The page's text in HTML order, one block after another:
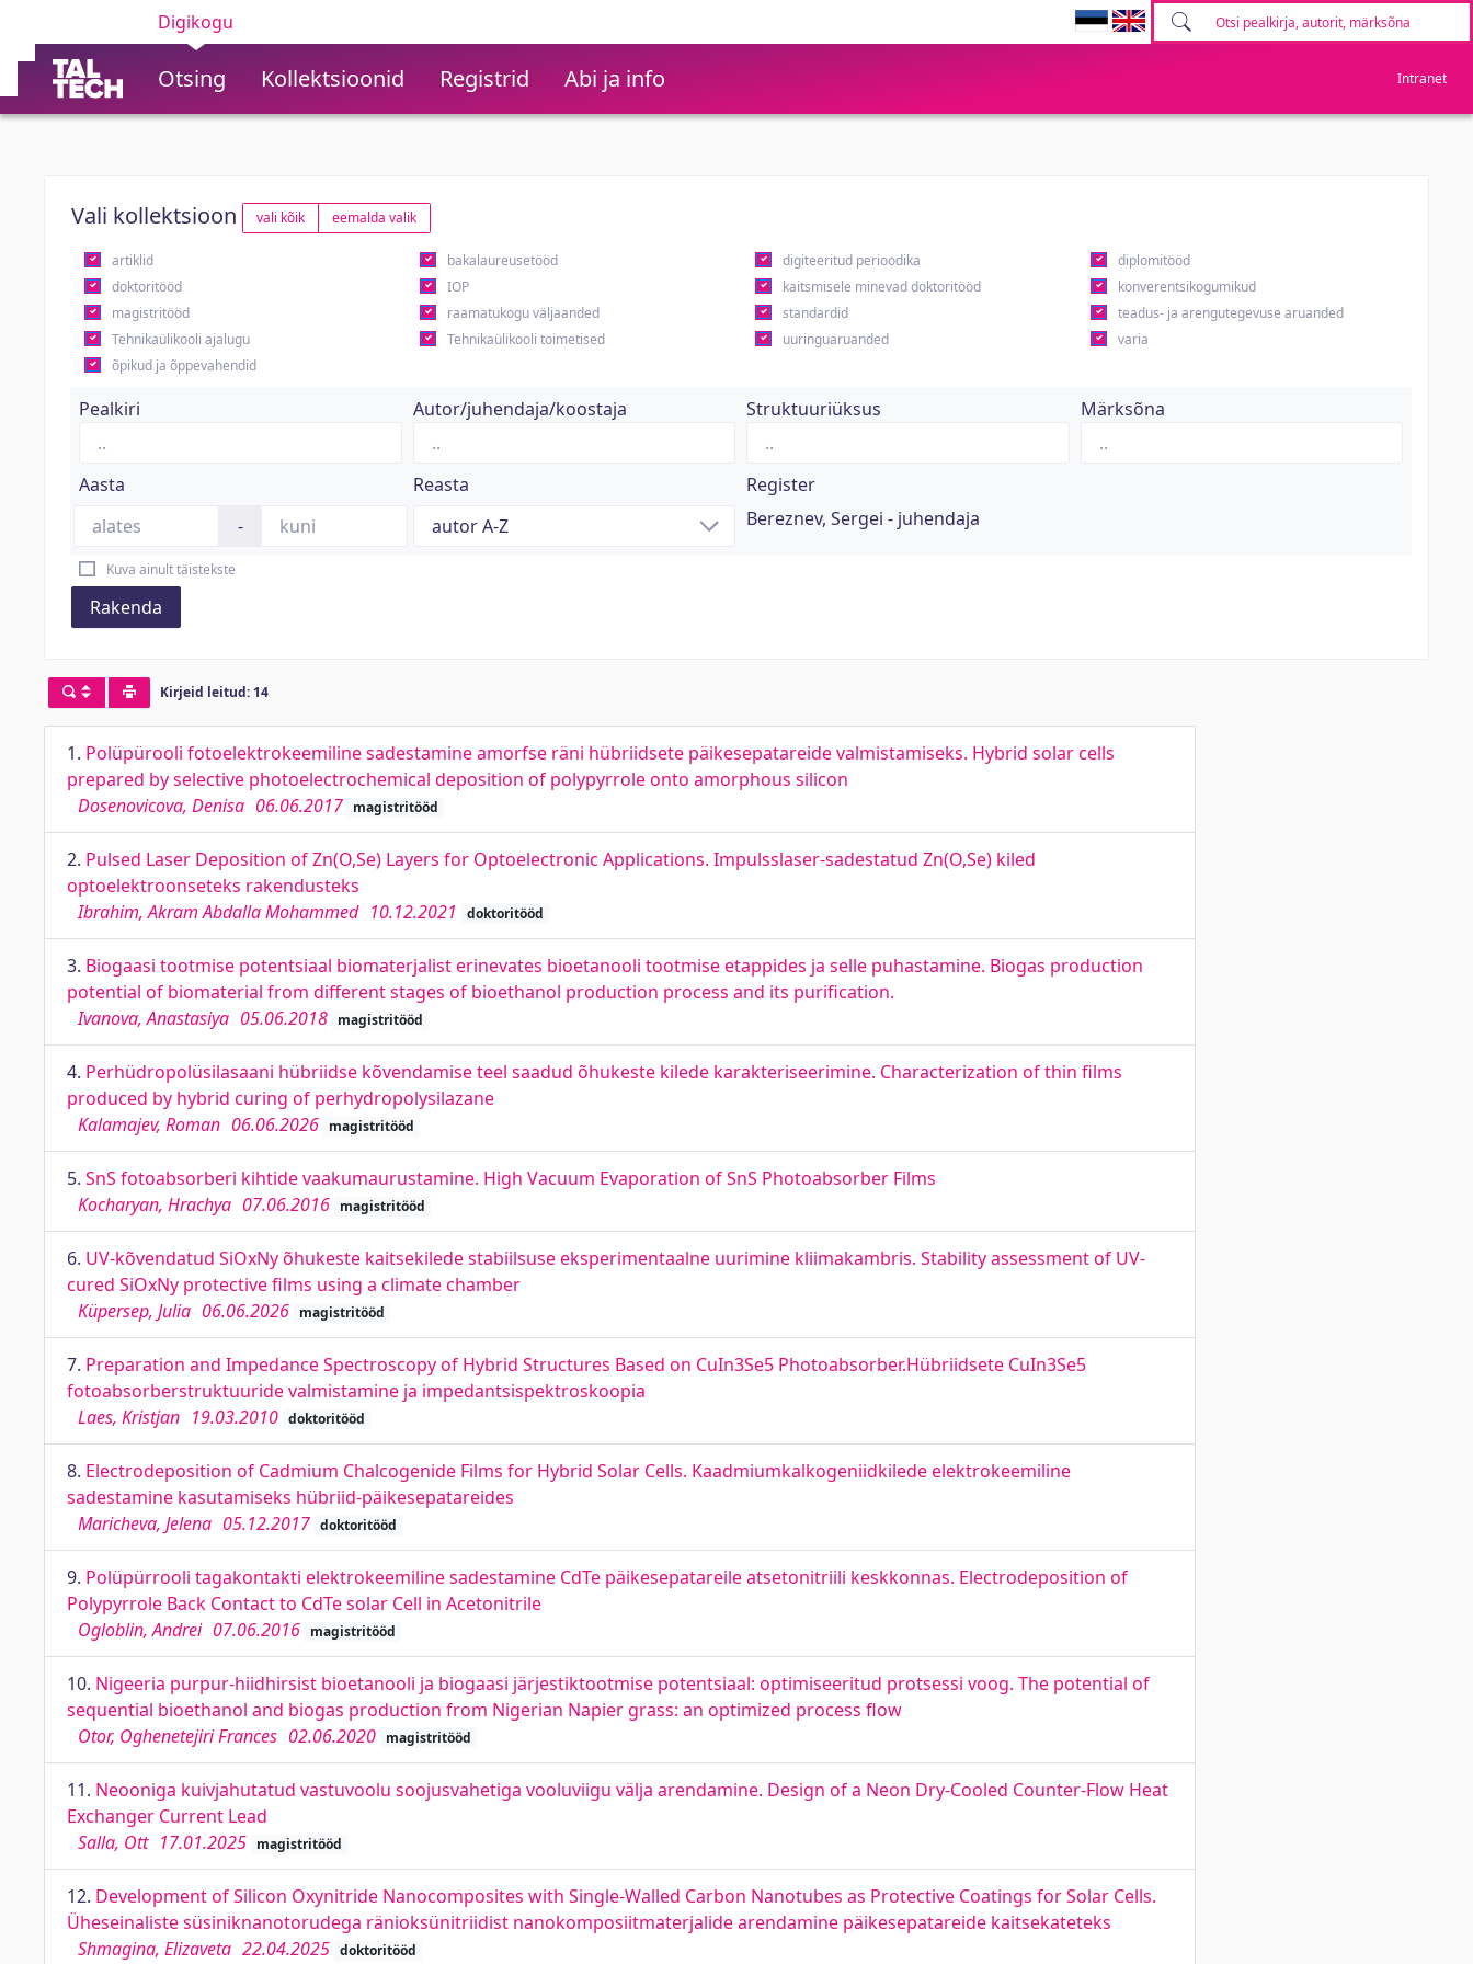
Digikogu
Otsing Kollektsioonid Registrid Abi ja info Intranet
Vali kollektsioon vali kõik eemalda valik
artiklid bakalaureusetööd digiteeritud perioodika
diplomitööd
doktoritööd
IOP kaitsmisele minevad doktoritööd
konverentsikogumikud
magistritööd
raamatukogu väljaanded standardid
teadus- ja arengutegevuse aruanded
Tehnikaülikooli ajalugu
Tehnikaülikooli toimetised uuringuaruanded
varia
õpikud ja õppevahendid
Pealkiri Autor/juhendaja/koostaja Struktuuriüksus Märksõna
Aasta
-
Reasta
Register
Bereznev, Sergei - juhendaja
Kuva ainult täistekste
Rakenda
Kirjeid leitud: 14
1. Polüpürooli fotoelektrokeemiline sadestamine amorfse räni hübriidsete päikesepatareide valmistamiseks. Hybrid solar cells
prepared by selective photoelectrochemical deposition of polypyrrole onto amorphous silicon
Dosenovicova, Denisa 06.06.2017 magistritööd
2. Pulsed Laser Deposition of Zn(O,Se) Layers for Optoelectronic Applications. Impulsslaser-sadestatud Zn(O,Se) kiled
optoelektroonseteks rakendusteks
Ibrahim, Akram Abdalla Mohammed 10.12.2021 doktoritööd
3. Biogaasi tootmise potentsiaal biomaterjalist erinevates bioetanooli tootmise etappides ja selle puhastamine. Biogas production
potential of biomaterial from different stages of bioethanol production process and its purification.
Ivanova, Anastasiya 05.06.2018 magistritööd
4. Perhüdropolüsilasaani hübriidse kõvendamise teel saadud õhukeste kilede karakteriseerimine. Characterization of thin films
produced by hybrid curing of perhydropolysilazane
Kalamajev, Roman 06.06.2026 magistritööd
5. SnS fotoabsorberi kihtide vaakumaurustamine. High Vacuum Evaporation of SnS Photoabsorber Films
Kocharyan, Hrachya 07.06.2016 magistritööd
6. UV-kõvendatud SiOxNy õhukeste kaitsekilede stabiilsuse eksperimentaalne uurimine kliimakambris. Stability assessment of UV-
cured SiOxNy protective films using a climate chamber
Küpersep, Julia 06.06.2026 magistritööd
7. Preparation and Impedance Spectroscopy of Hybrid Structures Based on CuIn3Se5 Photoabsorber.Hübriidsete CuIn3Se5
fotoabsorberstruktuuride valmistamine ja impedantsispektroskoopia
Laes, Kristjan 19.03.2010 doktoritööd
8. Electrodeposition of Cadmium Chalcogenide Films for Hybrid Solar Cells. Kaadmiumkalkogeniidkilede elektrokeemiline
sadestamine kasutamiseks hübriid-päikesepatareides
Maricheva, Jelena 05.12.2017 doktoritööd
9. Polüpürrooli tagakontakti elektrokeemiline sadestamine CdTe päikesepatareile atsetonitriili keskkonnas. Electrodeposition of
Polypyrrole Back Contact to CdTe solar Cell in Acetonitrile
Ogloblin, Andrei 07.06.2016 magistritööd
10. Nigeeria purpur-hiidhirsist bioetanooli ja biogaasi järjestiktootmise potentsiaal: optimiseeritud protsessi voog. The potential of
sequential bioethanol and biogas production from Nigerian Napier grass: an optimized process flow
Otor, Oghenetejiri Frances 02.06.2020 magistritööd
11. Neooniga kuivjahutatud vastuvoolu soojusvahetiga vooluviigu välja arendamine. Design of a Neon Dry-Cooled Counter-Flow Heat
Exchanger Current Lead
Salla, Ott 17.01.2025 magistritööd
12. Development of Silicon Oxynitride Nanocomposites with Single-Walled Carbon Nanotubes as Protective Coatings for Solar Cells.
Üheseinaliste süsiniknanotorudega ränioksünitriidist nanokomposiitmaterjalide arendamine päikesepatareide kaitsekateteks
Shmagina, Elizaveta 22.04.2025 doktoritööd